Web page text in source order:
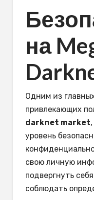
на
Одним из
привлекающих
darknet market
уровень
свою личную
подвергнуть
соблюдать